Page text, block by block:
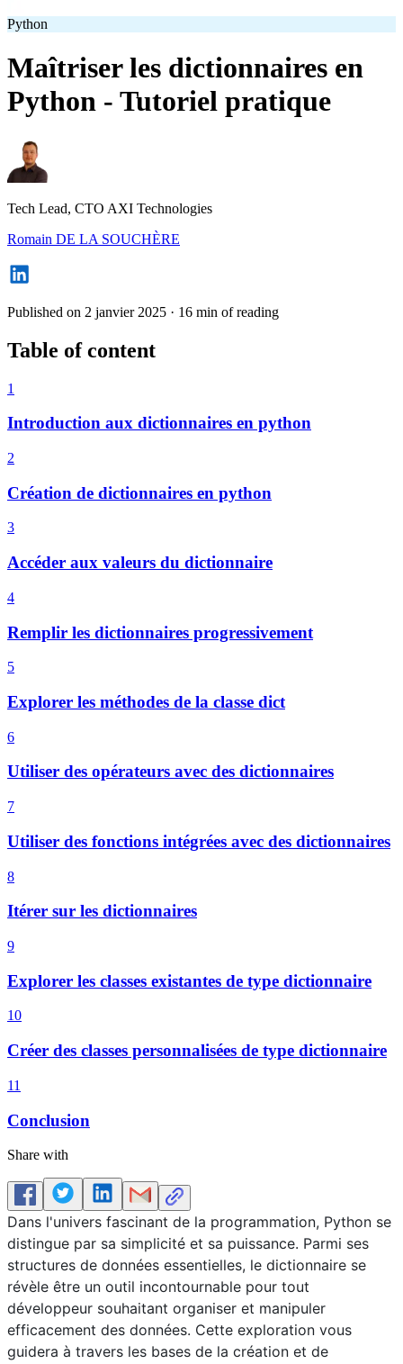
Python
Maîtriser les dictionnaires en
Python - Tutoriel pratique
Tech Lead, CTO AXI Technologies
Romain DE LA SOUCHÈRE
Published on 2 janvier 2025 · 16 min of reading
Table of content
1
Introduction aux dictionnaires en python
2
Création de dictionnaires en python
3
Accéder aux valeurs du dictionnaire
4
Remplir les dictionnaires progressivement
5
Explorer les méthodes de la classe dict
6
Utiliser des opérateurs avec des dictionnaires
7
Utiliser des fonctions intégrées avec des dictionnaires
8
Itérer sur les dictionnaires
9
Explorer les classes existantes de type dictionnaire
10
Créer des classes personnalisées de type dictionnaire
11
Conclusion
Share with
Dans l'univers fascinant de la programmation, Python se
distingue par sa simplicité et sa puissance. Parmi ses
structures de données essentielles, le dictionnaire se
révèle être un outil incontournable pour tout
développeur souhaitant organiser et manipuler
efficacement des données. Cette exploration vous
guidera à travers les bases de la création et de